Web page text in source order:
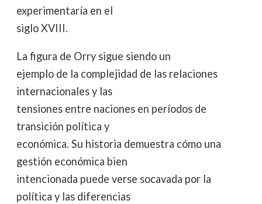
experimentaría en el
siglo XVIII.
La figura de Orry sigue siendo un
ejemplo de la complejidad de las relaciones
internacionales y las
tensiones entre naciones en períodos de
transición política y
económica. Su historia demuestra cómo una
gestión económica bien
intencionada puede verse socavada por la
política y las diferencias